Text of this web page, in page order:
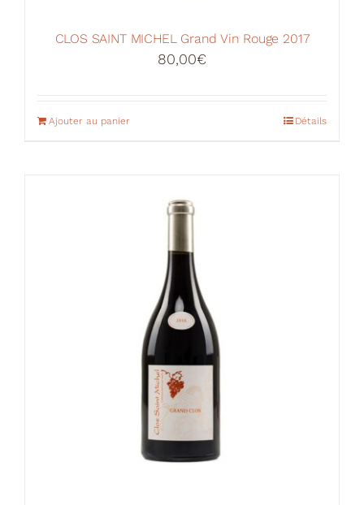
CLOS SAINT MICHEL Grand Vin Rouge 2017
80,00€
Ajouter au panier Détails